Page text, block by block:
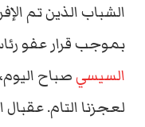
الشباب الذين تم
بموجب قرار عفو
السيسيصباح
لعجزنا التام. عقبال